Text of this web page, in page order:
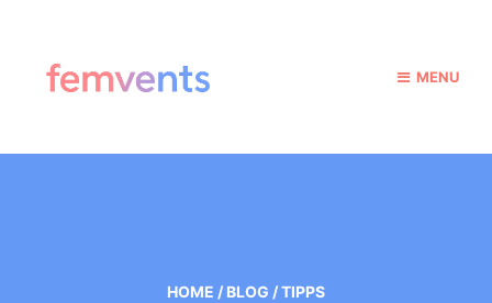
MENU
HOME / BLOG /TIPPS